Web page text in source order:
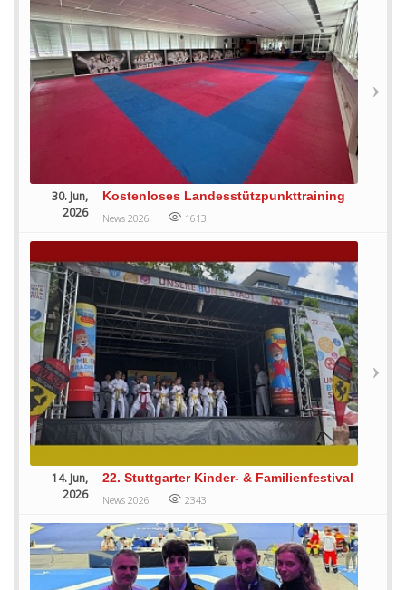
30. Jun,
2026
Kostenloses Landesstützpunkttraining
News 2026 1613
14. Jun,
2026
22. Stuttgarter Kinder- & Familienfestival
News 2026 2343